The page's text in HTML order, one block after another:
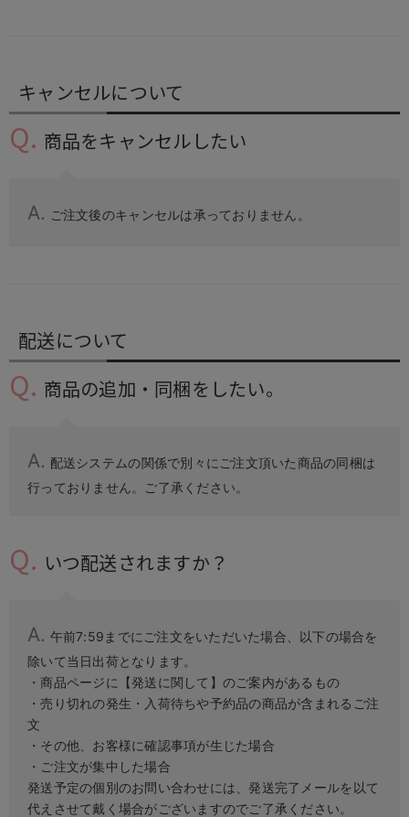
キャンセルについて
商品をキャンセルしたい
ご注文後のキャンセルは承っておりません。
配送について
商品の追加・同梱をしたい。
配送システムの関係で別々にご注文頂いた商品の同梱は
行っておりません。ご了承ください。
いつ配送されますか？
午前7:59までにご注文をいただいた場合、以下の場合を
除いて当日出荷となります。
・商品ページに【発送に関して】のご案内があるもの
・売り切れの発生・入荷待ちや予約品の商品が含まれるご注
文
・その他、お客様に確認事項が生じた場合
・ご注文が集中した場合
発送予定の個別のお問い合わせには、発送完了メールを以て
代えさせて戴く場合がございますのでご了承ください。